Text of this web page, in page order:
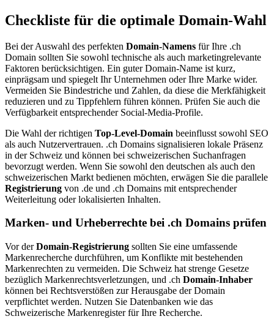
Checkliste für die optimale Domain-Wahl
Bei der Auswahl des perfekten Domain-Namens für Ihre .ch
Domain sollten Sie sowohl technische als auch marketingrelevante
Faktoren berücksichtigen. Ein guter Domain-Name ist kurz,
einprägsam und spiegelt Ihr Unternehmen oder Ihre Marke wider.
Vermeiden Sie Bindestriche und Zahlen, da diese die Merkfähigkeit
reduzieren und zu Tippfehlern führen können. Prüfen Sie auch die
Verfügbarkeit entsprechender Social-Media-Profile.
Die Wahl der richtigen Top-Level-Domain beeinflusst sowohl SEO
als auch Nutzervertrauen. .ch Domains signalisieren lokale Präsenz
in der Schweiz und können bei schweizerischen Suchanfragen
bevorzugt werden. Wenn Sie sowohl den deutschen als auch den
schweizerischen Markt bedienen möchten, erwägen Sie die parallele
Registrierung von .de und .ch Domains mit entsprechender
Weiterleitung oder lokalisierten Inhalten.
Marken- und Urheberrechte bei .ch Domains prüfen
Vor derDomain-Registrierung sollten Sie eine umfassende
Markenrecherche durchführen, um Konflikte mit bestehenden
Markenrechten zu vermeiden. Die Schweiz hat strenge Gesetze
bezüglich Markenrechtsverletzungen, und .ch Domain-Inhaber
können bei Rechtsverstößen zur Herausgabe der Domain
verpflichtet werden. Nutzen Sie Datenbanken wie das
Schweizerische Markenregister für Ihre Recherche.